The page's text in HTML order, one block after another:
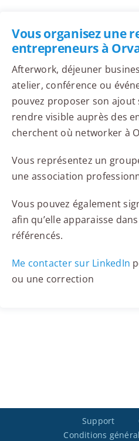
Vous organisez une
entrepreneurs à
Afterwork, déjeuner
atelier, conférence ou
pouvez proposer son
rendre visible auprès des
cherchent où networker à
Vous représentez un
une association
Vous pouvez également
afin qu’elle apparaisse
référencés.
Me contacter sur LinkedIn
ou une correction
Support
Conditions